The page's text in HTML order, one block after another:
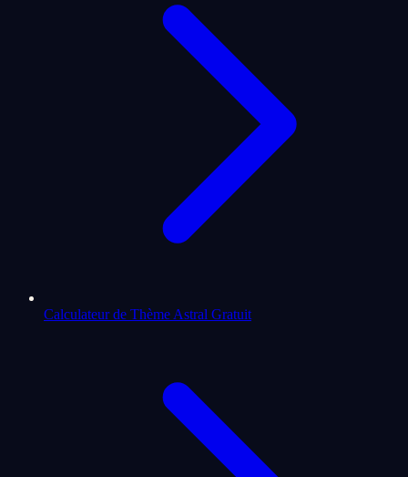
Calculateur de Thème Astral Gratuit